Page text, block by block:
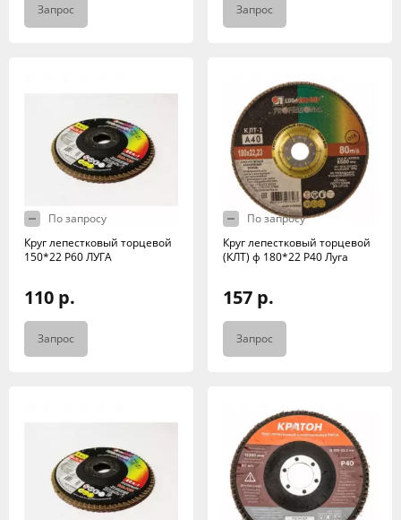
Запрос Запрос
По запросу
Круг лепестковый торцевой
150*22 Р60 ЛУГА
110 р.
Запрос
По запросу
Круг лепестковый торцевой
(КЛТ) ф 180*22 Р40 Луга
157 р.
Запрос